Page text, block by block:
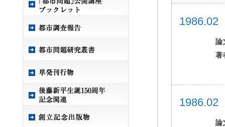
論
著
論